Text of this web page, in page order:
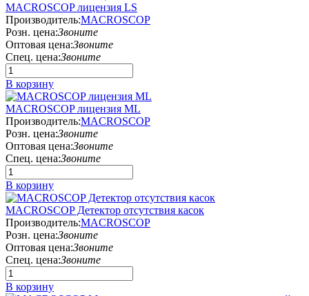
MACROSCOP лицензия LS
Производитель:MACROSCOP
Розн. цена:Звоните
Оптовая цена:Звоните
Спец. цена:Звоните
В корзину
MACROSCOP лицензия ML
Производитель:MACROSCOP
Розн. цена:Звоните
Оптовая цена:Звоните
Спец. цена:Звоните
В корзину
MACROSCOP Детектор отсутствия касок
Производитель:MACROSCOP
Розн. цена:Звоните
Оптовая цена:Звоните
Спец. цена:Звоните
В корзину